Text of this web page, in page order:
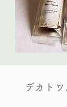
デカト